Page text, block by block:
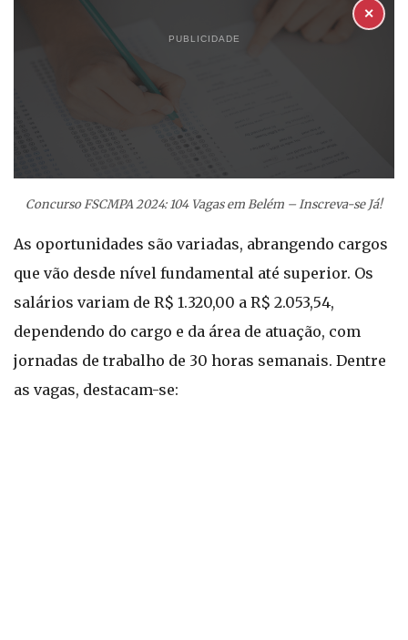
PUBLICIDADE
✕
Concurso FSCMPA 2024: 104 Vagas em Belém – Inscreva-se Já!
As oportunidades são variadas, abrangendo cargos
que vão desde nível fundamental até superior. Os
salários variam de R$ 1.320,00 a R$ 2.053,54,
dependendo do cargo e da área de atuação, com
jornadas de trabalho de 30 horas semanais. Dentre
as vagas, destacam-se: